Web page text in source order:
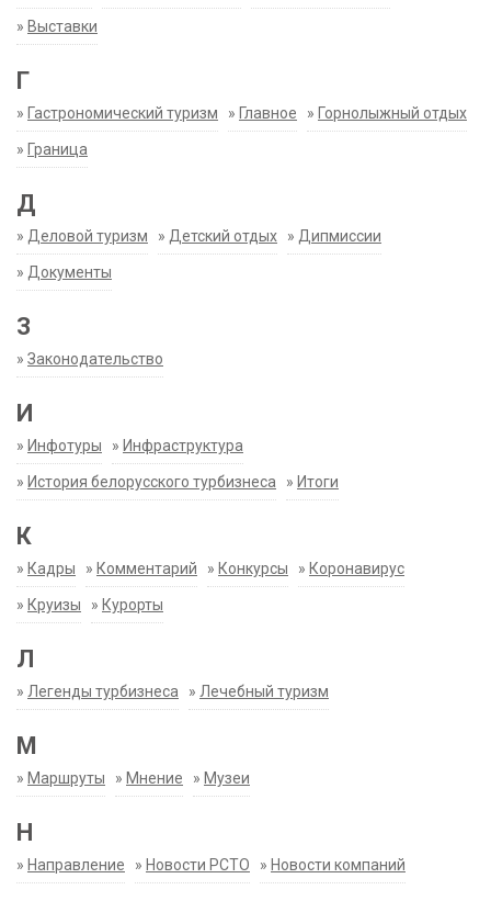
» Выставки
Г
» Гастрономический туризм » Главное » Горнолыжный отдых
» Граница
Д
» Деловой туризм » Детский отдых » Дипмиссии
» Документы
З
» Законодательство
И
» Инфотуры » Инфраструктура
» История белорусского турбизнеса » Итоги
К
» Кадры » Комментарий » Конкурсы » Коронавирус
» Круизы » Курорты
Л
» Легенды турбизнеса » Лечебный туризм
М
» Маршруты » Мнение » Музеи
Н
» Направление » Новости РСТО » Новости компаний